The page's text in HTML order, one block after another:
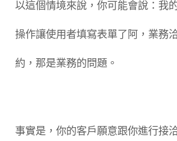
以這個情境來說，你可能會說：我
操作讓使用者填寫表單了阿，業務
約，那是業務的問題。
事實是，你的客戶願意跟你進行接